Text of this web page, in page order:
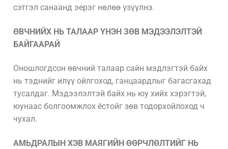
сэтгэл санаанд эерэг нөлөө үзүүлнэ.
ӨВЧНИЙХ НЬ ТАЛААР ҮНЭН ЗӨВ МЭДЭЭЛЭЛТЭЙ
БАЙГААРАЙ
Оношлогдсон өвчний талаар сайн мэдлэгтэй байх
нь тэднийг илүү ойлгоход, ганцаардлыг багасгахад
тусалдаг. Мэдээлэлтэй байх нь юу хийх хэрэгтэй,
юунаас болгоомжлох ёстойг зөв тодорхойлоход ч
чухал.
АМЬДРАЛЫН ХЭВ МАЯГИЙН ӨӨРЧЛӨЛТИЙГ НЬ